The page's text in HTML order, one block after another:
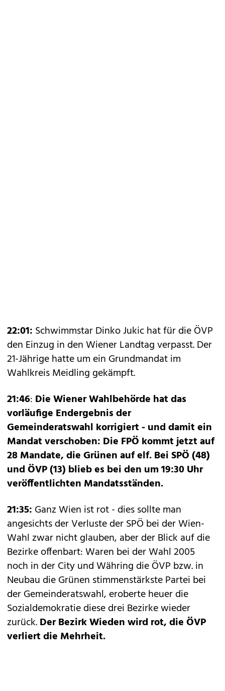
22:01: Schwimmstar Dinko Jukic hat für die ÖVP
den Einzug in den Wiener Landtag verpasst. Der
21-Jährige hatte um ein Grundmandat im
Wahlkreis Meidling gekämpft.
21:46: Die Wiener Wahlbehörde hat das
vorläufige Endergebnis der
Gemeinderatswahl korrigiert - und damit ein
Mandat verschoben: Die FPÖ kommt jetzt auf
28 Mandate, die Grünen auf elf. Bei SPÖ (48)
und ÖVP (13) blieb es bei den um 19:30 Uhr
veröffentlichten Mandatsständen.
21:35: Ganz Wien ist rot - dies sollte man
angesichts der Verluste der SPÖ bei der Wien-
Wahl zwar nicht glauben, aber der Blick auf die
Bezirke offenbart: Waren bei der Wahl 2005
noch in der City und Währing die ÖVP bzw. in
Neubau die Grünen stimmenstärkste Partei bei
der Gemeinderatswahl, eroberte heuer die
Sozialdemokratie diese drei Bezirke wieder
zurück.Der Bezirk Wieden wird rot, die ÖVP
verliert die Mehrheit.